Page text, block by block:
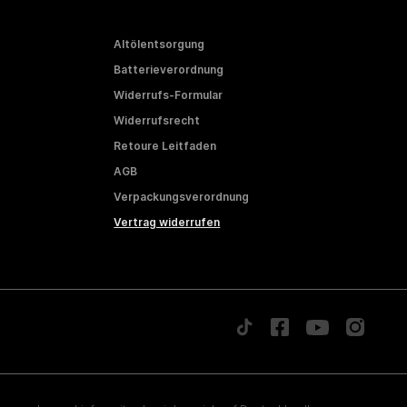
Altölentsorgung
Batterieverordnung
Widerrufs-Formular
Widerrufsrecht
Retoure Leitfaden
AGB
Verpackungsverordnung
Vertrag widerrufen